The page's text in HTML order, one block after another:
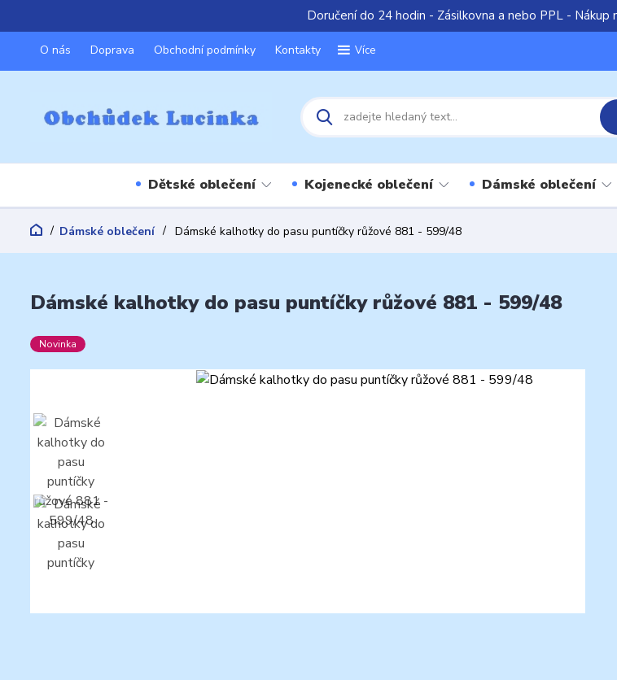
Doručení do 24 hodin - Zásilkovna a nebo PPL - Nákup
O nás Doprava Obchodní podmínky Kontakty Více
Dětské oblečení Kojenecké oblečení Dámské oblečení
Dámské oblečení Dámské kalhotky do pasu puntíčky růžové 881 - 599/48
Dámské kalhotky do pasu puntíčky růžové 881 - 599/48
Novinka